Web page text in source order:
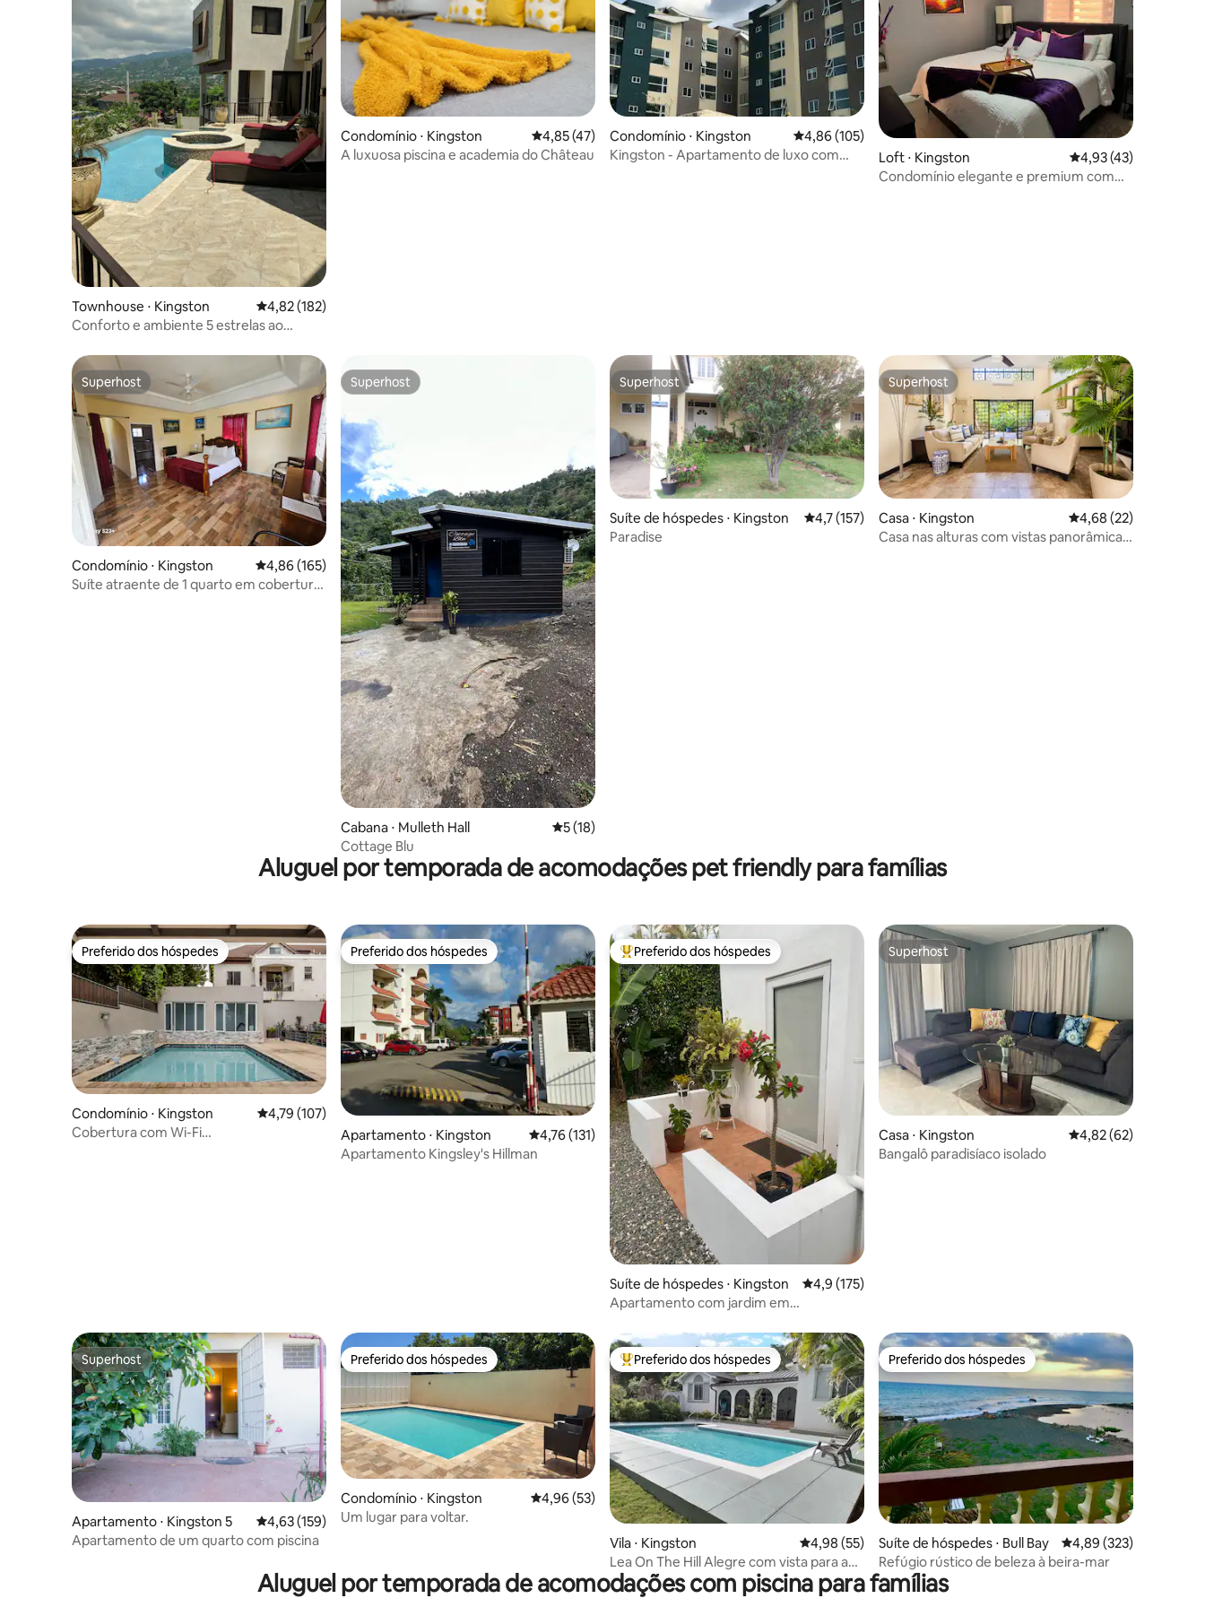
Townhouse ⋅ Kingston 4,82 de uma avaliação média de 5, 182 avaliações
4,82 (182)
Conforto e ambiente 5 estrelas ao
Condomínio ⋅ Kingston 4,85 de uma avaliação média de 5, 47 avaliações
4,85 (47)
A luxuosa piscina e academia do Château
Condomínio ⋅ Kingston 4,86 de uma avaliação média de 5, 105 avaliações
4,86 (105)
Kingston - Apartamento de luxo com
Loft ⋅ Kingston 4,93 de uma
4,93 (43)
Condomínio elegante e premium com
Superhost
Superhost
Condomínio ⋅ Kingston 4,86 de uma avaliação média de 5, 165 avaliações
4,86 (165)
Suíte atraente de 1 quarto em cobertura/
Superhost
Superhost
Cabana ⋅ Mulleth Hall 5 de uma avaliação média de 5, 18 avaliações
5 (18)
Cottage Blu
Superhost
Superhost
Suíte de hóspedes ⋅ Kingston 4,7 de uma avaliação média de 5, 157 avaliações
4,7 (157)
Paradise
Superhost
Superhost
Casa ⋅ Kingston 4,68 de uma
4,68 (22)
Casa nas alturas com vistas panorâmicas
Aluguel por temporada de acomodações pet friendly para famílias
Preferido dos hóspedes
Preferido dos hóspedes
Condomínio ⋅ Kingston 4,79 de uma avaliação média de 5, 107 avaliações
4,79 (107)
Cobertura com Wi-Fi
Preferido dos hóspedes
Preferido dos hóspedes
Apartamento ⋅ Kingston 4,76 de uma avaliação média de 5, 131 avaliações
4,76 (131)
Apartamento Kingsley's Hillman
Entre os melhores preferidos dos hóspedes
Preferido dos hóspedes
Suíte de hóspedes ⋅ Kingston 4,9 de uma avaliação média de 5, 175 avaliações
4,9 (175)
Apartamento com jardim em
Superhost
Superhost
Casa ⋅ Kingston 4,82 de uma
4,82 (62)
Bangalô paradisíaco isolado
Superhost
Superhost
Apartamento ⋅ Kingston 5 4,63 de uma avaliação média de 5, 159 avaliações
4,63 (159)
Apartamento de um quarto com piscina
Preferido dos hóspedes
Preferido dos hóspedes
Condomínio ⋅ Kingston 4,96 de uma avaliação média de 5, 53 avaliações
4,96 (53)
Um lugar para voltar.
Entre os melhores preferidos dos hóspedes
Preferido dos hóspedes
Vila ⋅ Kingston 4,98 de uma avaliação média de 5, 55 avaliações
4,98 (55)
Lea On The Hill Alegre com vista para a
cidade
Preferido dos hóspedes
Preferido dos hóspedes
Suíte de hóspedes ⋅ Bull Bay 4,89 de uma avaliação
4,89 (323)
Refúgio rústico de beleza à beira-mar
Aluguel por temporada de acomodações com piscina para famílias